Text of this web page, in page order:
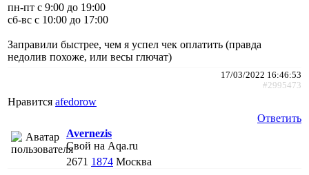
пн-пт с 9:00 до 19:00
сб-вс c 10:00 до 17:00
Заправили быстрее, чем я успел чек оплатить (правда
недолив похоже, или весы глючат)
17/03/2022 16:46:53
#2995473
Нравится afedorow
Ответить
Avernezis
Свой на Aqa.ru
2671 1874 Москва